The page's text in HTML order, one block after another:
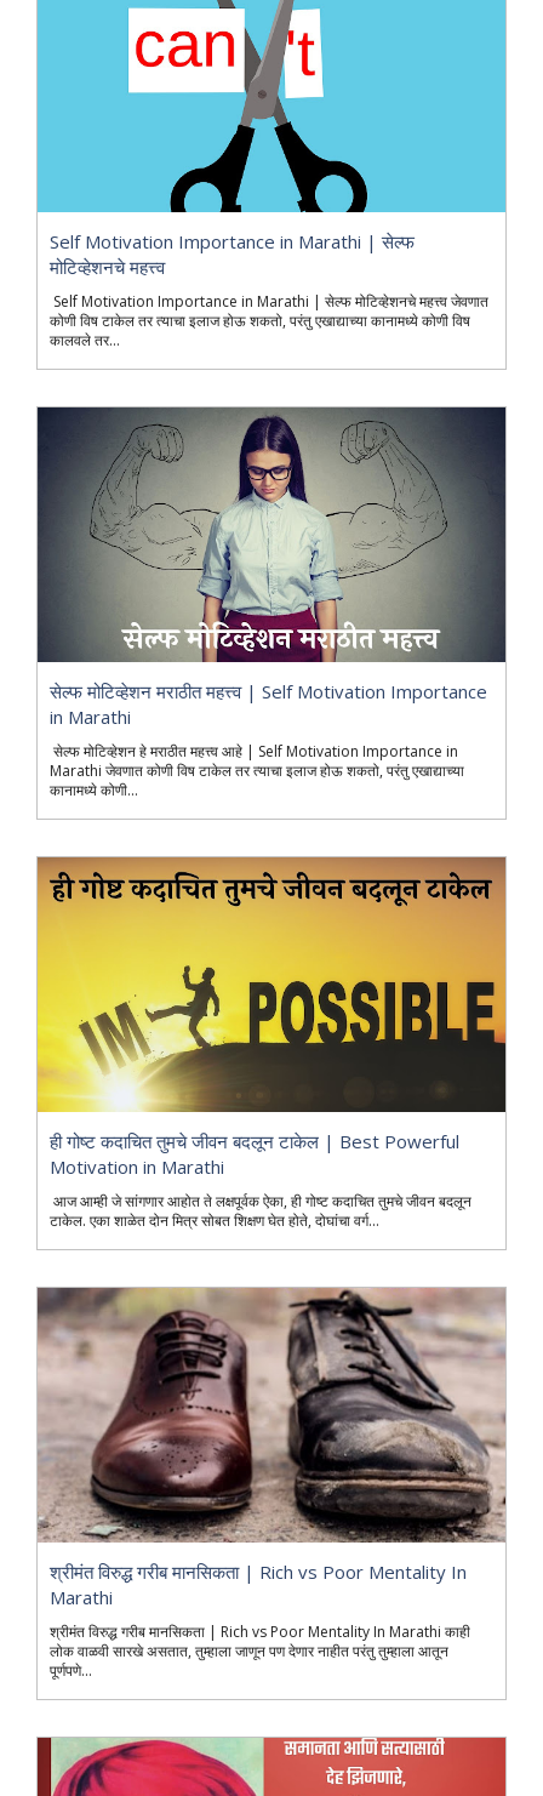
Self Motivation Importance in Marathi | सेल्फ
मोटिव्हेशनचे महत्त्व
Self Motivation Importance in Marathi | सेल्फ मोटिव्हेशनचे महत्त्व जेवणात
कोणी विष टाकेल तर त्याचा इलाज होऊ शकतो, परंतु एखाद्याच्या कानामध्ये कोणी विष
कालवले तर...
सेल्फ मोटिव्हेशन मराठीत महत्त्व | Self Motivation Importance
in Marathi
सेल्फ मोटिव्हेशन हे मराठीत महत्त्व आहे | Self Motivation Importance in
Marathi जेवणात कोणी विष टाकेल तर त्याचा इलाज होऊ शकतो, परंतु एखाद्याच्या
कानामध्ये कोणी...
ही गोष्ट कदाचित तुमचे जीवन बदलून टाकेल | Best Powerful
Motivation in Marathi
आज आम्ही जे सांगणार आहोत ते लक्षपूर्वक ऐका, ही गोष्ट कदाचित तुमचे जीवन बदलून
टाकेल. एका शाळेत दोन मित्र सोबत शिक्षण घेत होते, दोघांचा वर्ग...
श्रीमंत विरुद्ध गरीब मानसिकता | Rich vs Poor Mentality In
Marathi
श्रीमंत विरुद्ध गरीब मानसिकता | Rich vs Poor Mentality In Marathi काही
लोक वाळवी सारखे असतात, तुम्हाला जाणून पण देणार नाहीत परंतु तुम्हाला आतून
पूर्णपणे...